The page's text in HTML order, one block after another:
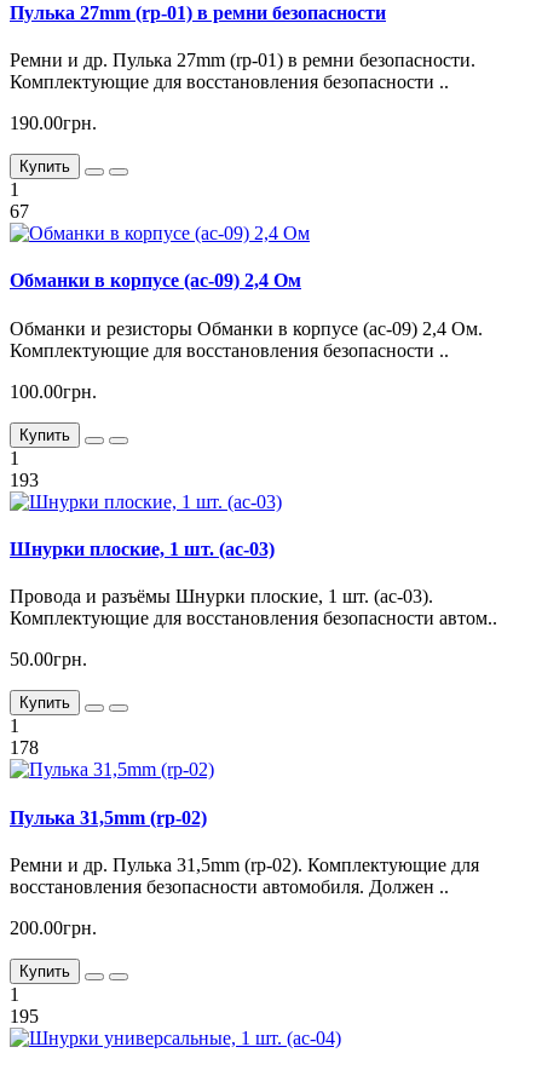
Пулька 27mm (rp-01) в ремни безопасности
Ремни и др. Пулька 27mm (rp-01) в ремни безопасности.
Комплектующие для восстановления безопасности ..
190.00грн.
Купить
1
67
Обманки в корпусе (ac-09) 2,4 Ом
Обманки и резисторы Обманки в корпусе (ac-09) 2,4 Ом.
Комплектующие для восстановления безопасности ..
100.00грн.
Купить
1
193
Шнурки плоские, 1 шт. (ac-03)
Провода и разъёмы Шнурки плоские, 1 шт. (ac-03).
Комплектующие для восстановления безопасности автом..
50.00грн.
Купить
1
178
Пулька 31,5mm (rp-02)
Ремни и др. Пулька 31,5mm (rp-02). Комплектующие для
восстановления безопасности автомобиля. Должен ..
200.00грн.
Купить
1
195